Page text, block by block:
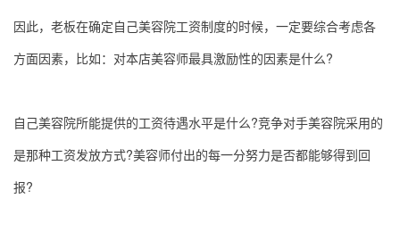
因此，老板在确定自己美容院工资制度的时候，一定要综合考虑各
方面因素，比如：对本店美容师最具激励性的因素是什么?
自己美容院所能提供的工资待遇水平是什么?竞争对手美容院采用的
是那种工资发放方式?美容师付出的每一分努力是否都能够得到回
报?